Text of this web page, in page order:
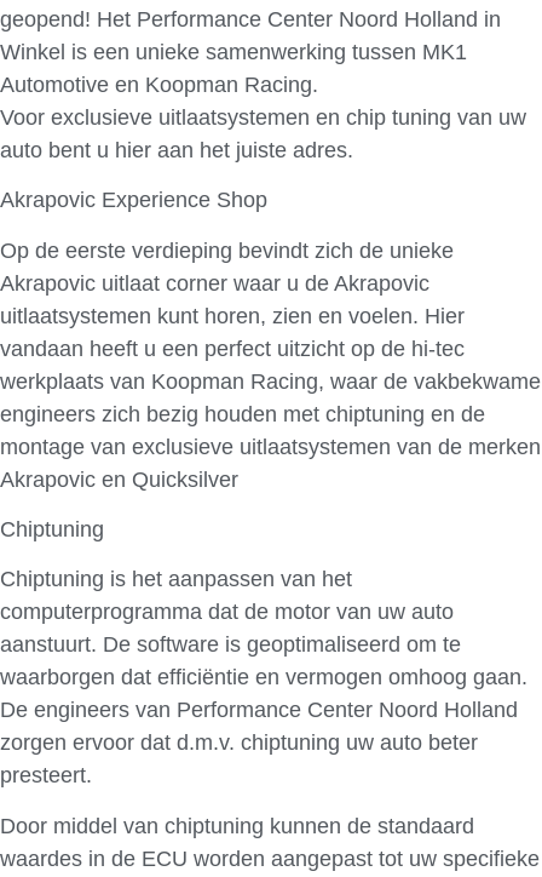
geopend! Het Performance Center Noord Holland in
Winkel is een unieke samenwerking tussen MK1
Automotive en Koopman Racing.
Voor exclusieve uitlaatsystemen en chip tuning van uw
auto bent u hier aan het juiste adres.
Akrapovic Experience Shop
Op de eerste verdieping bevindt zich de unieke
Akrapovic uitlaat corner waar u de Akrapovic
uitlaatsystemen kunt horen, zien en voelen. Hier
vandaan heeft u een perfect uitzicht op de hi-tec
werkplaats van Koopman Racing, waar de vakbekwame
engineers zich bezig houden met chiptuning en de
montage van exclusieve uitlaatsystemen van de merken
Akrapovic en Quicksilver
Chiptuning
Chiptuning is het aanpassen van het
computerprogramma dat de motor van uw auto
aanstuurt. De software is geoptimaliseerd om te
waarborgen dat efficiëntie en vermogen omhoog gaan.
De engineers van Performance Center Noord Holland
zorgen ervoor dat d.m.v. chiptuning uw auto beter
presteert.
Door middel van chiptuning kunnen de standaard
waardes in de ECU worden aangepast tot uw specifieke